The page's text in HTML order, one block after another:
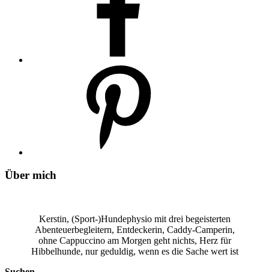
Über mich
Kerstin, (Sport-)Hundephysio mit drei begeisterten
Abenteuerbegleitern, Entdeckerin, Caddy-Camperin,
ohne Cappuccino am Morgen geht nichts, Herz für
Hibbelhunde, nur geduldig, wenn es die Sache wert ist